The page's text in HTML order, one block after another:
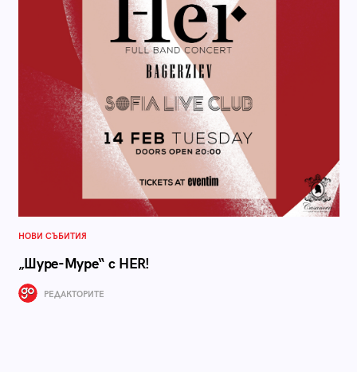
НОВИ СЪБИТИЯ
„Шуре-Муре“ с HER!
РЕДАКТОРИТЕ